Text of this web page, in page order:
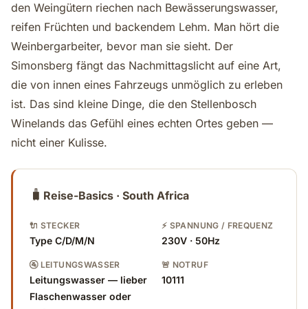
den Weingütern riechen nach Bewässerungswasser,
reifen Früchten und backendem Lehm. Man hört die
Weinbergarbeiter, bevor man sie sieht. Der
Simonsberg fängt das Nachmittagslicht auf eine Art,
die von innen eines Fahrzeugs unmöglich zu erleben
ist. Das sind kleine Dinge, die den Stellenbosch
Winelands das Gefühl eines echten Ortes geben —
nicht einer Kulisse.
🧳 Reise-Basics · South Africa
🔌 STECKER
Type C/D/M/N
⚡ SPANNUNG / FREQUENZ
230V · 50Hz
🚰 LEITUNGSWASSER
Leitungswasser — lieber
Flaschenwasser oder
🚨 NOTRUF
10111